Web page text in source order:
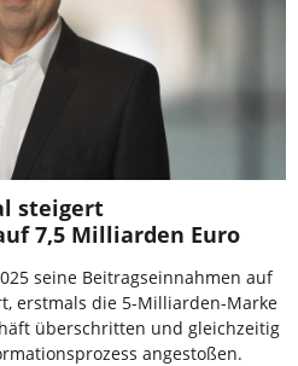
steigert
7,5 Milliarden Euro
seine Beitragseinnahmen auf
erstmals die 5-Milliarden-Marke
überschritten und gleichzeitig
angestoßen.